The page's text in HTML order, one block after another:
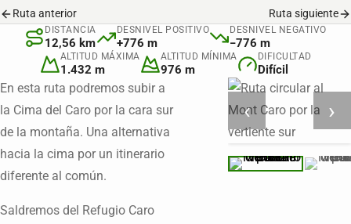
Ruta anterior Ruta siguiente
DISTANCIA
12,56 km
DESNIVEL POSITIVO
+776 m
DESNIVEL NEGATIVO
−776 m
ALTITUD MÁXIMA
1.432 m
ALTITUD MÍNIMA
976 m
DIFICULTAD
Difícil
En esta ruta podremos subir a
la Cima del Caro por la cara sur
de la montaña. Una alternativa
hacia la cima por un itinerario
diferente al común.
Saldremos del Refugio Caro
‹ ›